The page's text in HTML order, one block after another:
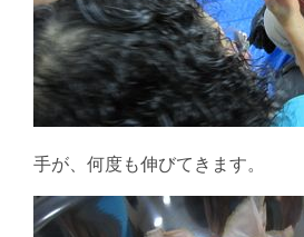
手が、何度も伸びてきます。